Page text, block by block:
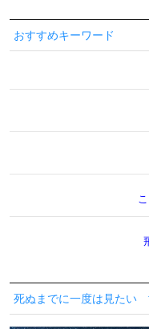
おすすめキーワード
死ぬまでに一度は見たい